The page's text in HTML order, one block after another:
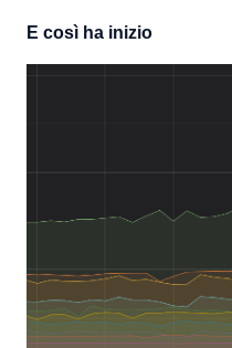
E così ha inizio